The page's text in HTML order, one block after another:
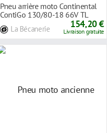
Pneu arrière moto Continental
ContiGo 130/80-18 66V TL
La Bécanerie 154,20 €
Livraison gratuite